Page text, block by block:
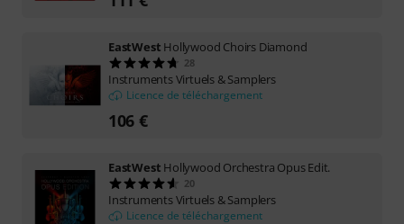
EastWest Hollywood Choirs Diamond
28
Instruments Virtuels & Samplers
Licence de téléchargement
106 €
EastWest Hollywood Orchestra Opus Edit.
20
Instruments Virtuels & Samplers
Licence de téléchargement